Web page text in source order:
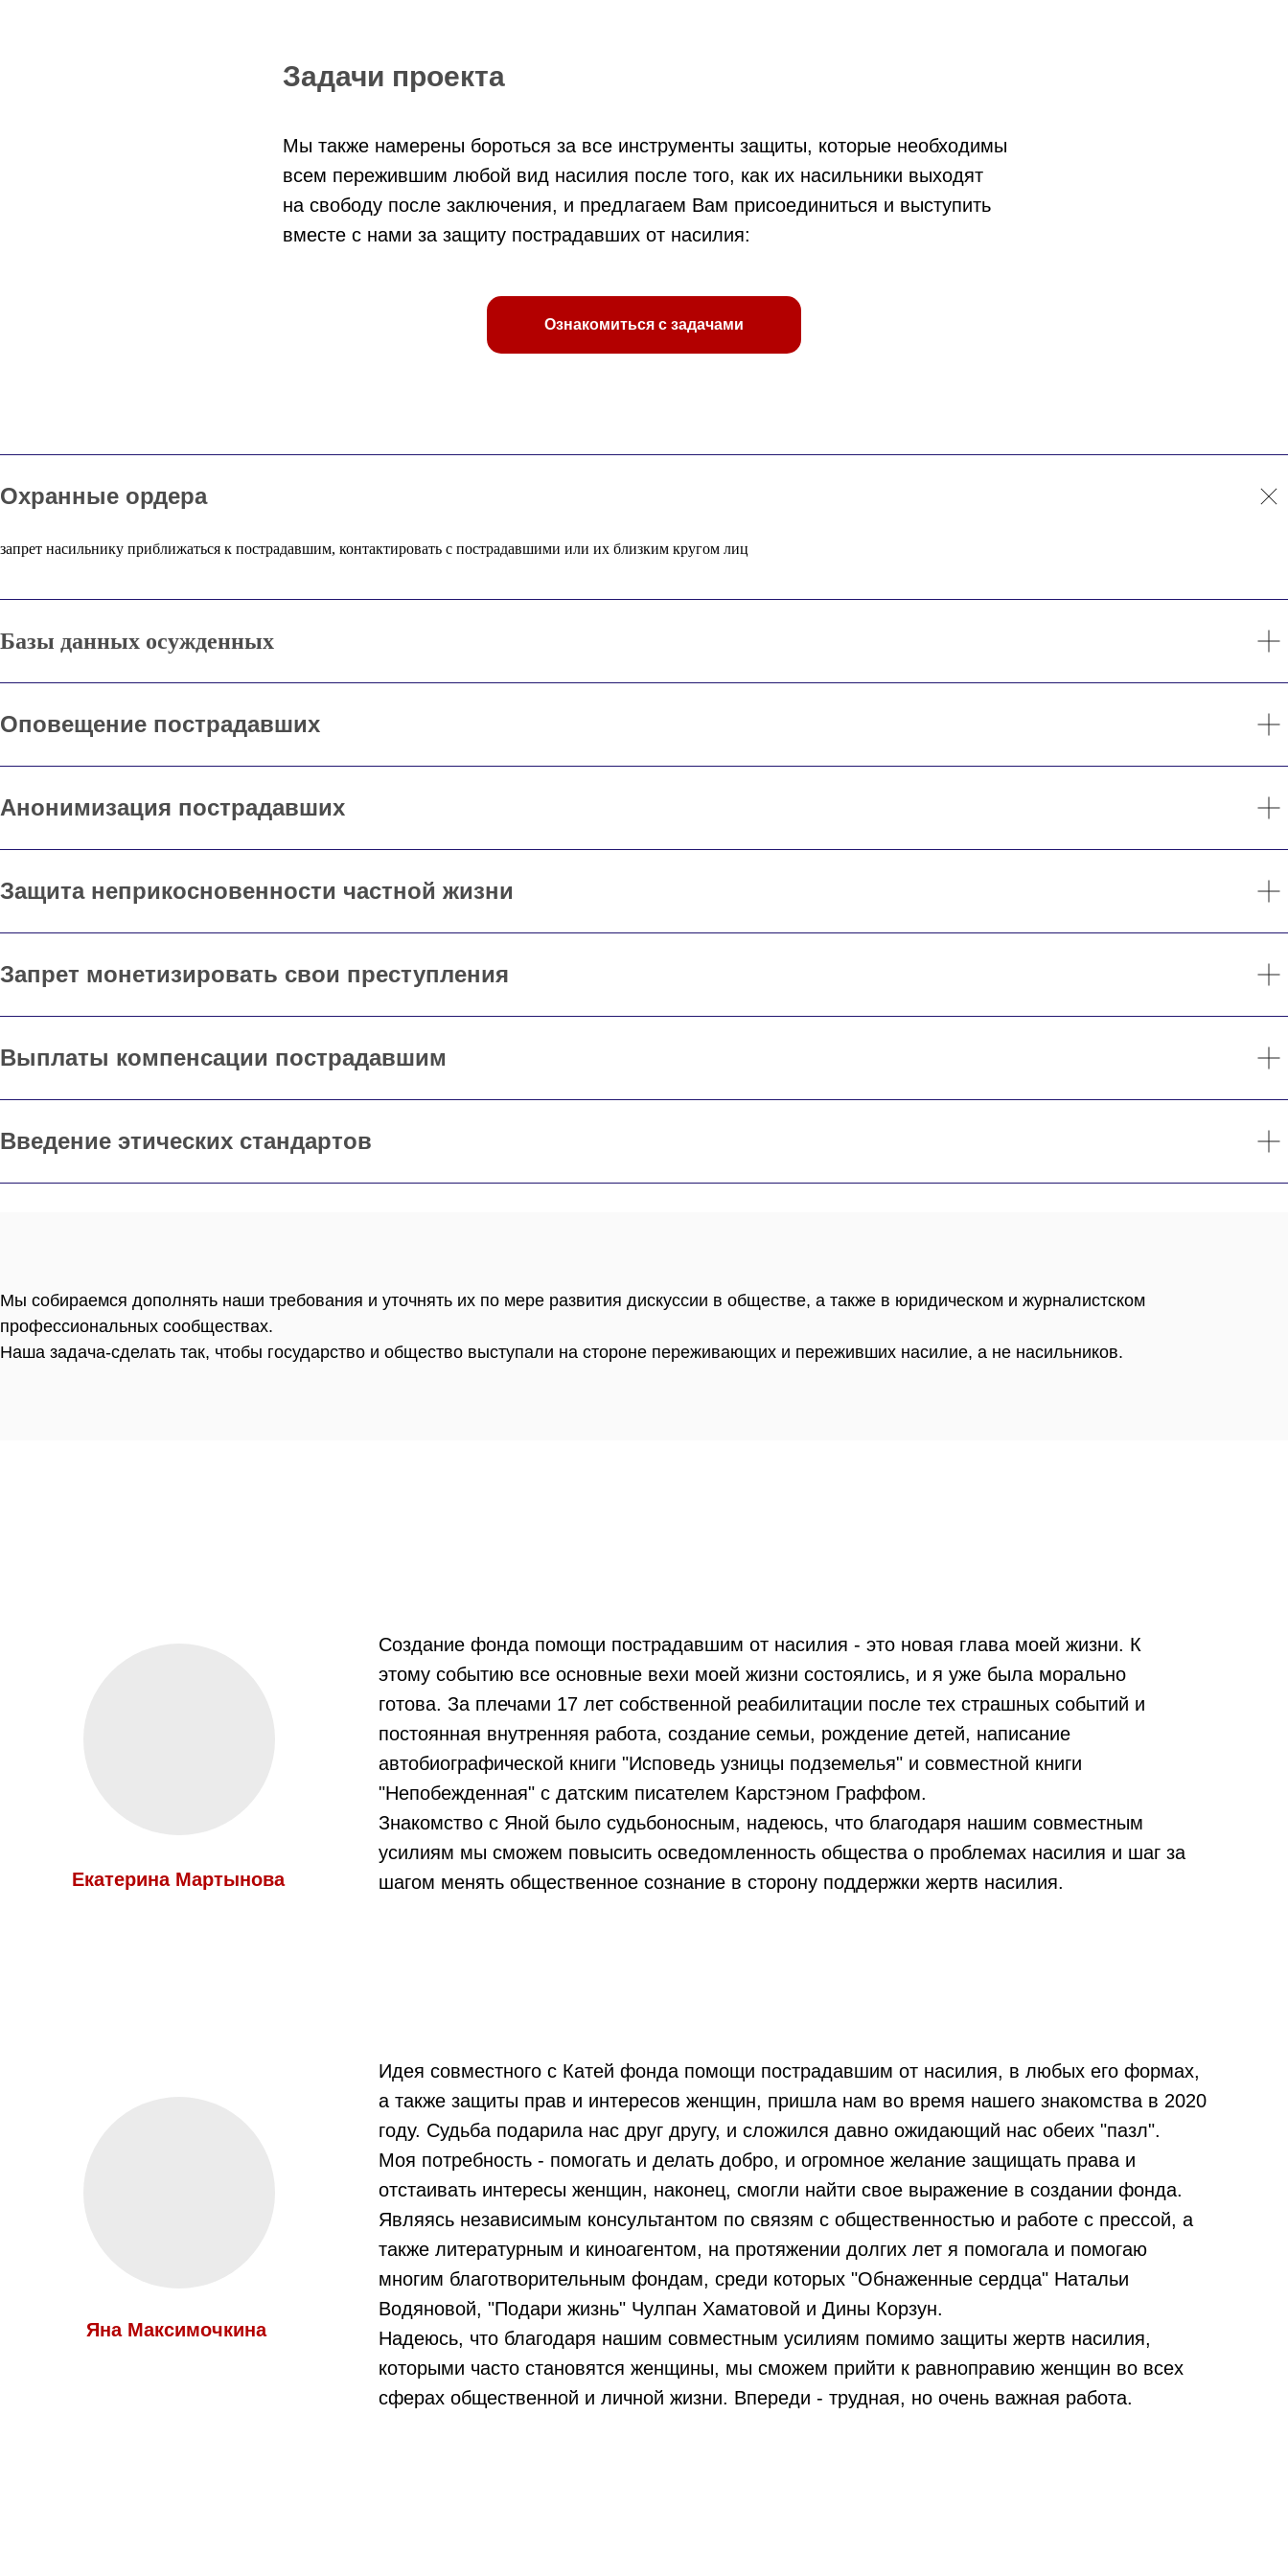
Задачи проекта
Мы также намерены бороться за все инструменты защиты, которые необходимы
всем пережившим любой вид насилия после того, как их насильники выходят
на свободу после заключения, и предлагаем Вам присоединиться и выступить
вместе с нами за защиту пострадавших от насилия:
Ознакомиться с задачами
Охранные ордера
запрет насильнику приближаться к пострадавшим, контактировать с пострадавшими или их близким кругом лиц
Базы данных осужденных
Оповещение пострадавших
Анонимизация пострадавших
Защита неприкосновенности частной жизни
Запрет монетизировать свои преступления
Выплаты компенсации пострадавшим
Введение этических стандартов
Мы собираемся дополнять наши требования и уточнять их по мере развития дискуссии в обществе, а также в юридическом и журналистском
профессиональных сообществах.
Наша задача-сделать так, чтобы государство и общество выступали на стороне переживающих и переживших насилие, а не насильников.
Екатерина Мартынова
Яна Максимочкина
Создание фонда помощи пострадавшим от насилия - это новая глава моей жизни. К
этому событию все основные вехи моей жизни состоялись, и я уже была морально
готова. За плечами 17 лет собственной реабилитации после тех страшных событий и
постоянная внутренняя работа, создание семьи, рождение детей, написание
автобиографической книги "Исповедь узницы подземелья" и совместной книги
"Непобежденная" с датским писателем Карстэном Граффом.
Знакомство с Яной было судьбоносным, надеюсь, что благодаря нашим совместным
усилиям мы сможем повысить осведомленность общества о проблемах насилия и шаг за
шагом менять общественное сознание в сторону поддержки жертв насилия.
Идея совместного с Катей фонда помощи пострадавшим от насилия, в любых его формах,
а также защиты прав и интересов женщин, пришла нам во время нашего знакомства в 2020
году. Судьба подарила нас друг другу, и сложился давно ожидающий нас обеих "пазл".
Моя потребность - помогать и делать добро, и огромное желание защищать права и
отстаивать интересы женщин, наконец, смогли найти свое выражение в создании фонда.
Являясь независимым консультантом по связям с общественностью и работе с прессой, а
также литературным и киноагентом, на протяжении долгих лет я помогала и помогаю
многим благотворительным фондам, среди которых "Обнаженные сердца" Натальи
Водяновой, "Подари жизнь" Чулпан Хаматовой и Дины Корзун.
Надеюсь, что благодаря нашим совместным усилиям помимо защиты жертв насилия,
которыми часто становятся женщины, мы сможем прийти к равноправию женщин во всех
сферах общественной и личной жизни. Впереди - трудная, но очень важная работа.